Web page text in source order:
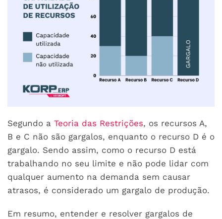
Segundo a Teoria das Restrições, os recursos A,
B e C não são gargalos, enquanto o recurso D é o
gargalo. Sendo assim, como o recurso D está
trabalhando no seu limite e não pode lidar com
qualquer aumento na demanda sem causar
atrasos, é considerado um gargalo de produção.
Em resumo, entender e resolver gargalos de